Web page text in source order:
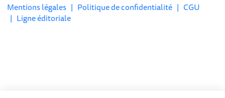
Mentions légales | Politique de confidentialité | CGU
| Ligne éditoriale